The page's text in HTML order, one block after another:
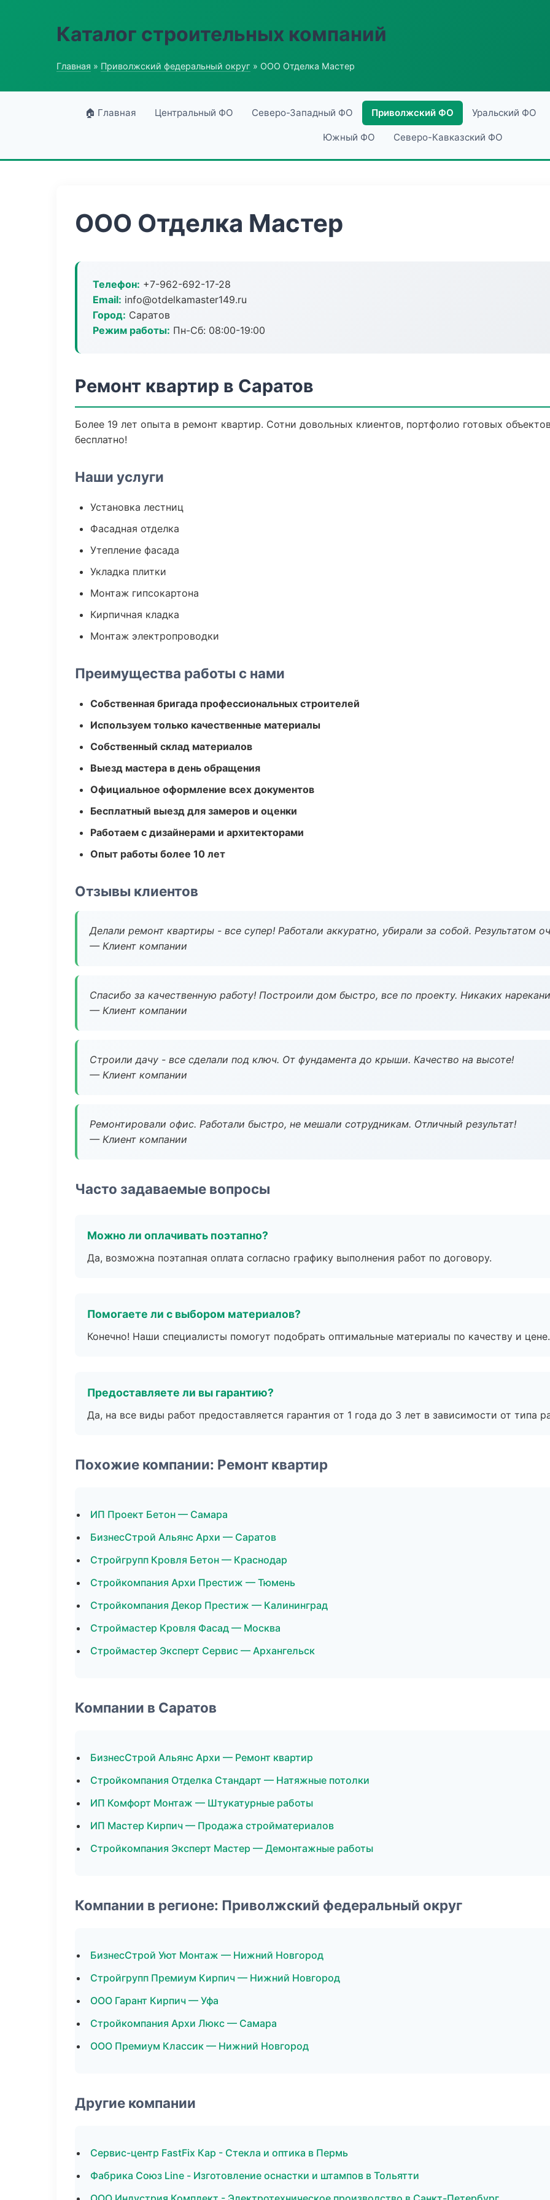
Каталог строительных компаний
Главная » Приволжский федеральный округ » ООО Отделка Мастер
🏠 Главная Центральный ФО Северо-Западный ФО Приволжский ФО Уральский ФО
Южный ФО Северо-Кавказский ФО
ООО Отделка Мастер
Телефон: +7-962-692-17-28
Email: info@otdelkamaster149.ru
Город: Саратов
Режим работы: Пн-Сб: 08:00-19:00
Ремонт квартир в Саратов
Более 19 лет опыта в ремонт квартир. Сотни довольных клиентов, портфолио готовых
бесплатно!
Наши услуги
Установка лестниц
Фасадная отделка
Утепление фасада
Укладка плитки
Монтаж гипсокартона
Кирпичная кладка
Монтаж электропроводки
Преимущества работы с нами
Собственная бригада профессиональных строителей
Используем только качественные материалы
Собственный склад материалов
Выезд мастера в день обращения
Официальное оформление всех документов
Бесплатный выезд для замеров и оценки
Работаем с дизайнерами и архитекторами
Опыт работы более 10 лет
Отзывы клиентов
Делали ремонт квартиры - все супер! Работали аккуратно, убирали за собой. Результатом
— Клиент компании
Спасибо за качественную работу! Построили дом быстро, все по проекту. Никаких
— Клиент компании
Строили дачу - все сделали под ключ. От фундамента до крыши. Качество на высоте!
— Клиент компании
Ремонтировали офис. Работали быстро, не мешали сотрудникам. Отличный результат!
— Клиент компании
Часто задаваемые вопросы
Можно ли оплачивать поэтапно?
Да, возможна поэтапная оплата согласно графику выполнения работ по договору.
Помогаете ли с выбором материалов?
Конечно! Наши специалисты помогут подобрать оптимальные материалы по качеству и цене.
Предоставляете ли вы гарантию?
Да, на все виды работ предоставляется гарантия от 1 года до 3 лет в зависимости от типа
Похожие компании: Ремонт квартир
ИП Проект Бетон — Самара
БизнесСтрой Альянс Архи — Саратов
Стройгрупп Кровля Бетон — Краснодар
Стройкомпания Архи Престиж — Тюмень
Стройкомпания Декор Престиж — Калининград
Строймастер Кровля Фасад — Москва
Строймастер Эксперт Сервис — Архангельск
Компании в Саратов
БизнесСтрой Альянс Архи — Ремонт квартир
Стройкомпания Отделка Стандарт — Натяжные потолки
ИП Комфорт Монтаж — Штукатурные работы
ИП Мастер Кирпич — Продажа стройматериалов
Стройкомпания Эксперт Мастер — Демонтажные работы
Компании в регионе: Приволжский федеральный округ
БизнесСтрой Уют Монтаж — Нижний Новгород
Стройгрупп Премиум Кирпич — Нижний Новгород
ООО Гарант Кирпич — Уфа
Стройкомпания Архи Люкс — Самара
ООО Премиум Классик — Нижний Новгород
Другие компании
Сервис-центр FastFix Кар - Стекла и оптика в Пермь
Фабрика Союз Line - Изготовление оснастки и штампов в Тольятти